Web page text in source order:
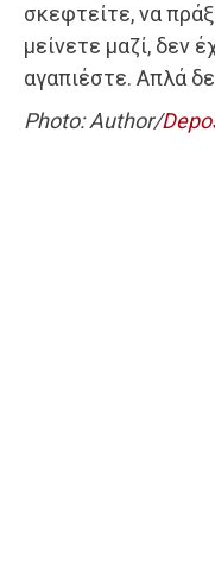
σκεφτείτε, να
μείνετε μαζί, δεν
αγαπιέστε. Απλά
Photo: Author/